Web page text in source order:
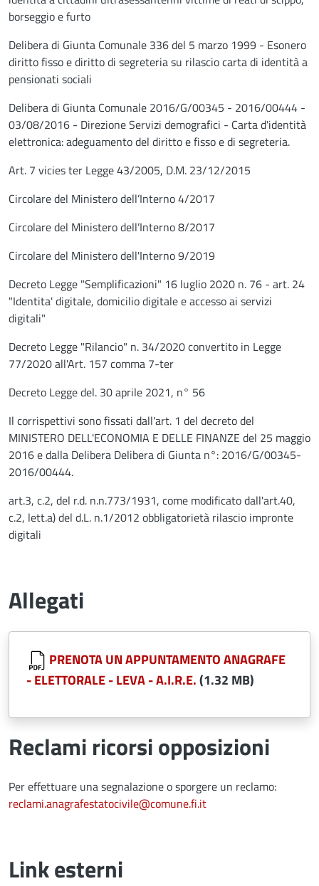
borseggio e furto
Delibera di Giunta Comunale 336 del 5 marzo 1999 - Esonero
diritto fisso e diritto di segreteria su rilascio carta di identità a
pensionati sociali
Delibera di Giunta Comunale 2016/G/00345 - 2016/00444 -
03/08/2016 - Direzione Servizi demografici - Carta d'identità
elettronica: adeguamento del diritto e fisso e di segreteria.
Art. 7 vicies ter Legge 43/2005, D.M. 23/12/2015
Circolare del Ministero dell’Interno 4/2017
Circolare del Ministero dell’Interno 8/2017
Circolare del Ministero dell'Interno 9/2019
Decreto Legge "Semplificazioni" 16 luglio 2020 n. 76 - art. 24
"Identita' digitale, domicilio digitale e accesso ai servizi
digitali"
Decreto Legge "Rilancio" n. 34/2020 convertito in Legge
77/2020 all'Art. 157 comma 7-ter
Decreto Legge del. 30 aprile 2021, n° 56
Il corrispettivi sono fissati dall'art. 1 del decreto del
MINISTERO DELL'ECONOMIA E DELLE FINANZE del 25 maggio
2016 e dalla Delibera Delibera di Giunta n°: 2016/G/00345-
2016/00444.
art.3, c.2, del r.d. n.n.773/1931, come modificato dall'art.40,
c.2, lett.a) del d.L. n.1/2012 obbligatorietà rilascio impronte
digitali
Allegati
Document
PRENOTA UN APPUNTAMENTO ANAGRAFE
- ELETTORALE - LEVA - A.I.R.E.(1.32 MB)
Reclami ricorsi opposizioni
Per effettuare una segnalazione o sporgere un reclamo:
reclami.anagrafestatocivile@comune.fi.it
Link esterni